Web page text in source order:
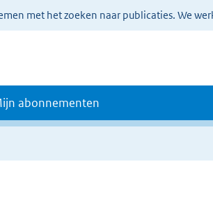
met het zoeken naar publicaties. We
abonnementen